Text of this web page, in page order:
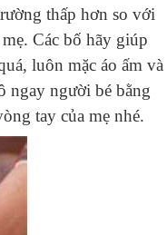
thấp hơn so với
Các bố hãy giúp
luôn mặc áo ấm và
ngay người bé bằng
tay của mẹ nhé.